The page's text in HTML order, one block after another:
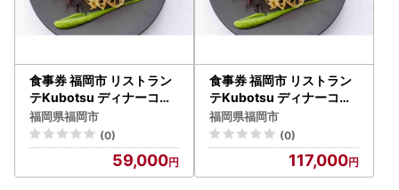
食事券 福岡市 リストラン
テKubotsu ディナーコー
ス 1名様 レストラン コー
ス ディナー 食事 お食事券
チケット 券 記念日 誕生日
お祝い 福岡 福岡県
福岡県福岡市
(0)
59,000
食事券 福岡市 リストラン
テKubotsu ディナーコー
ス 2名様 レストラン コー
ス ディナー 食事 お食事券
チケット ペアチケット ペ
ア 券 記念日 誕生日 お祝い
福岡 福岡県
福岡県福岡市
(0)
117,000